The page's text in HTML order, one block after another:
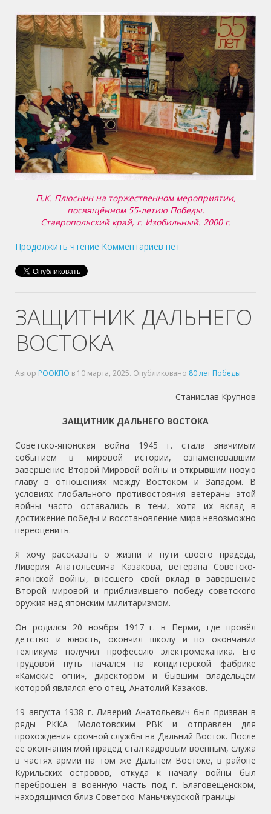
П.К. Плюснин на торжественном мероприятии,
посвящённом 55-летию Победы.
Ставропольский край, г. Изобильный. 2000 г.
Продолжить чтение Комментариев нет
ЗАЩИТНИК ДАЛЬНЕГО
ВОСТОКА
Автор РООКПО в 10 марта, 2025. Опубликовано 80 лет Победы
Станислав Крупнов
ЗАЩИТНИК ДАЛЬНЕГО ВОСТОКА
Советско-японская война 1945 г. стала значимым
событием в мировой истории, ознаменовавшим
завершение Второй Мировой войны и открывшим новую
главу в отношениях между Востоком и Западом. В
условиях глобального противостояния ветераны этой
войны часто оставались в тени, хотя их вклад в
достижение победы и восстановление мира невозможно
переоценить.
Я хочу рассказать о жизни и пути своего прадеда,
Ливерия Анатольевича Казакова, ветерана Советско-
японской войны, внёсшего свой вклад в завершение
Второй мировой и приблизившего победу советского
оружия над японским милитаризмом.
Он родился 20 ноября 1917 г. в Перми, где провёл
детство и юность, окончил школу и по окончании
техникума получил профессию электромеханика. Его
трудовой путь начался на кондитерской фабрике
«Камские огни», директором и бывшим владельцем
которой являлся его отец, Анатолий Казаков.
19 августа 1938 г. Ливерий Анатольевич был призван в
ряды РККА Молотовским РВК и отправлен для
прохождения срочной службы на Дальний Восток. После
её окончания мой прадед стал кадровым военным, служа
в частях армии на том же Дальнем Востоке, в районе
Курильских островов, откуда к началу войны был
переброшен в военную часть под г. Благовещенском,
находящимся близ Советско-Маньчжурской границы